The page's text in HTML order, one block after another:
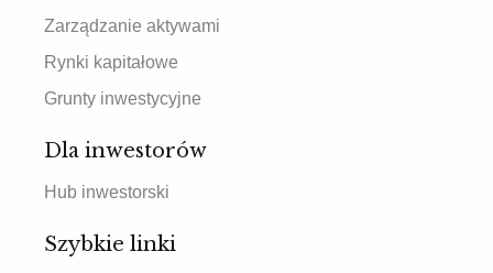
Zarządzanie aktywami
Rynki kapitałowe
Grunty inwestycyjne
Dla inwestorów
Hub inwestorski
Szybkie linki